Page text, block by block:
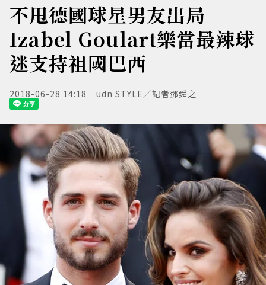
不甩德國球星男友出局
Izabel Goulart樂當最辣球
迷支持祖國巴西
2018-06-28 14:18 udn STYLE／記者鄧舜之